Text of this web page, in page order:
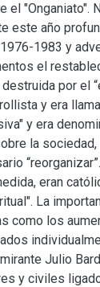
el "Onganiato".
este año
1983 y
el
por el
y era
y era
la
eran
La
como los
Julio
y civiles